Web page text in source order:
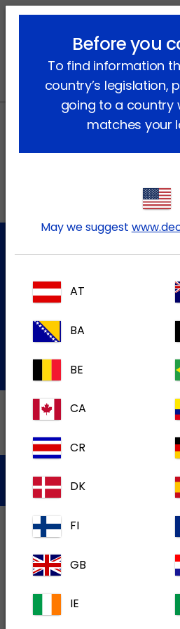
Actualités
Adresses locales au
Service à la clientèle
Pour plus d'informations, veuillez
de Service à la Clientèle
Témoins
Before you
To find information
country’s legislation,
going to a country
matches your
May we suggest
AT
BA
BE
CA
CR
DK
FI
GB
IE